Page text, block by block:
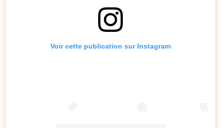
Voir cette publication sur Instagram